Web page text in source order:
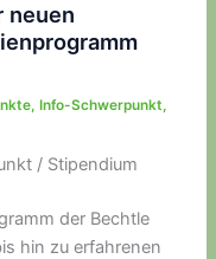
neuen
, Info-Schwerpunkt,
/ Stipendium
der Bechtle
hin zu erfahrenen